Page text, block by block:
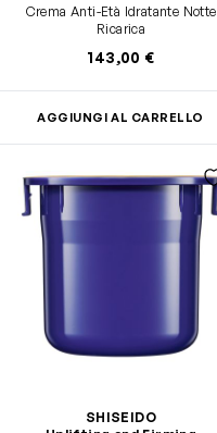
Crema Anti-Età Idratante Notte
Ricarica
143,00 €
AGGIUNGI AL CARRELLO
SHISEIDO